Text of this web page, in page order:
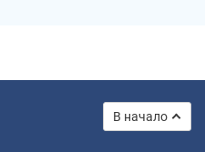
В начало